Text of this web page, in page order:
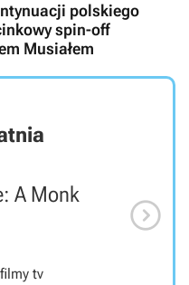
polskiego
spin-off
Musiałem
A Monk
tv
